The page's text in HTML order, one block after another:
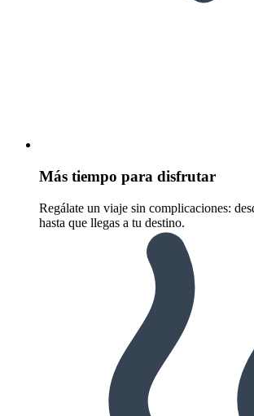
Más tiempo para disfrutar
Regálate un viaje sin complicaciones:
hasta que llegas a tu destino.